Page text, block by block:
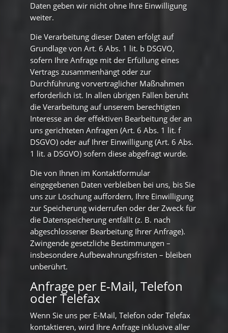
Daten geben wir nicht ohne Ihre Einwilligung
weiter.
Die Verarbeitung dieser Daten erfolgt auf
Grundlage von Art. 6 Abs. 1 lit. b DSGVO,
sofern Ihre Anfrage mit der Erfüllung eines
Vertrags zusammenhängt oder zur
Durchführung vorvertraglicher Maßnahmen
erforderlich ist. In allen übrigen Fällen beruht
die Verarbeitung auf unserem berechtigten
Interesse an der effektiven Bearbeitung der an
uns gerichteten Anfragen (Art. 6 Abs. 1 lit. f
DSGVO) oder auf Ihrer Einwilligung (Art. 6 Abs.
1 lit. a DSGVO) sofern diese abgefragt wurde.
Die von Ihnen im Kontaktformular
eingegebenen Daten verbleiben bei uns, bis Sie
uns zur Löschung auffordern, Ihre Einwilligung
zur Speicherung widerrufen oder der Zweck für
die Datenspeicherung entfällt (z. B. nach
abgeschlossener Bearbeitung Ihrer Anfrage).
Zwingende gesetzliche Bestimmungen –
insbesondere Aufbewahrungsfristen – bleiben
unberührt.
Anfrage per E-Mail, Telefon
oder Telefax
Wenn Sie uns per E-Mail, Telefon oder Telefax
kontaktieren, wird Ihre Anfrage inklusive aller